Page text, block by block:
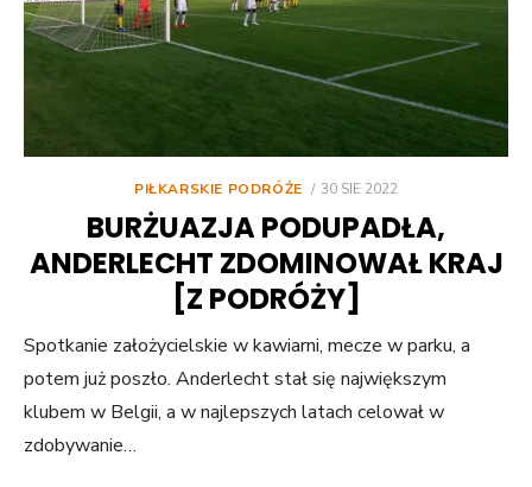
PIŁKARSKIE PODRÓŻE
POSTED
30 SIE 2022
BURŻUAZJA PODUPADŁA,
ANDERLECHT ZDOMINOWAŁ KRAJ
[Z PODRÓŻY]
Spotkanie założycielskie w kawiarni, mecze w parku, a
potem już poszło. Anderlecht stał się największym
klubem w Belgii, a w najlepszych latach celował w
zdobywanie…